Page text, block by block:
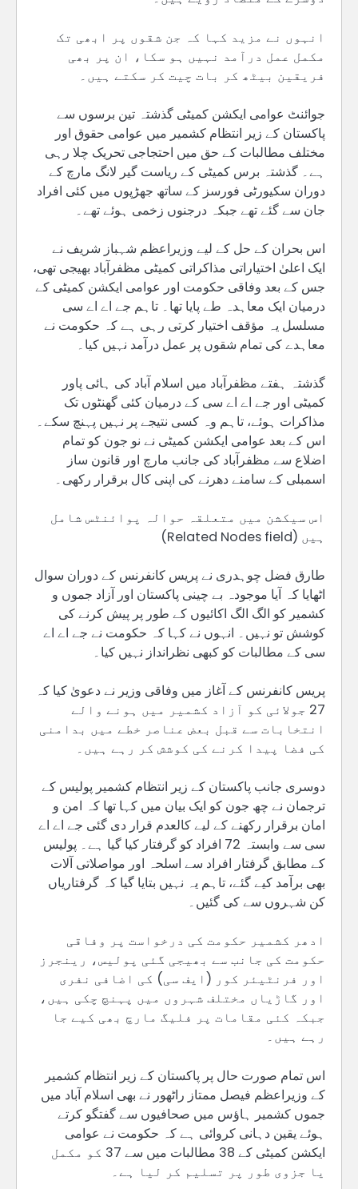
انہوں نے مزید کہا کہ جن شقوں پر ابھی تک
مکمل عمل درآمد نہیں ہو سکا، ان پر بھی
فریقین بیٹھ کر بات چیت کر سکتے ہیں۔
جوائنٹ عوامی ایکشن کمیٹی گذشتہ تین برسوں سے
پاکستان کے زیر انتظام کشمیر میں عوامی حقوق اور
مختلف مطالبات کے حق میں احتجاجی تحریک چلا رہی
ہے۔ گذشتہ برس کمیٹی کے ریاست گیر لانگ مارچ کے
دوران سکیورٹی فورسز کے ساتھ جھڑپوں میں کئی افراد
جان سے گئے تھے جبکہ درجنوں زخمی ہوئے تھے۔
اس بحران کے حل کے لیے وزیراعظم شہباز شریف نے
ایک اعلیٰ اختیاراتی مذاکراتی کمیٹی مظفرآباد بھیجی تھی،
جس کے بعد وفاقی حکومت اور عوامی ایکشن کمیٹی کے
درمیان ایک معاہدہ طے پایا تھا۔ تاہم جے اے اے سی
مسلسل یہ مؤقف اختیار کرتی رہی ہے کہ حکومت نے
معاہدے کی تمام شقوں پر عمل درآمد نہیں کیا۔
گذشتہ ہفتے مظفرآباد میں اسلام آباد کی ہائی پاور
کمیٹی اور جے اے اے سی کے درمیان کئی گھنٹوں تک
مذاکرات ہوئے، تاہم وہ کسی نتیجے پر نہیں پہنچ سکے۔
اس کے بعد عوامی ایکشن کمیٹی نے نو جون کو تمام
اضلاع سے مظفرآباد کی جانب مارچ اور قانون ساز
اسمبلی کے سامنے دھرنے کی اپنی کال برقرار رکھی۔
اس سیکشن میں متعلقہ حوالہ پوائنٹس شامل
ہیں (Related Nodes field)
طارق فضل چوہدری نے پریس کانفرنس کے دوران سوال
اٹھایا کہ آیا موجودہ بے چینی پاکستان اور آزاد جموں و
کشمیر کو الگ الگ اکائیوں کے طور پر پیش کرنے کی
کوشش تو نہیں۔ انہوں نے کہا کہ حکومت نے جے اے اے
سی کے مطالبات کو کبھی نظرانداز نہیں کیا۔
پریس کانفرنس کے آغاز میں وفاقی وزیر نے دعویٰ کیا کہ
27 جولائی کو آزاد کشمیر میں ہونے والے
انتخابات سے قبل بعض عناصر خطے میں بدامنی
کی فضا پیدا کرنے کی کوشش کر رہے ہیں۔
دوسری جانب پاکستان کے زیر انتظام کشمیر پولیس کے
ترجمان نے چھ جون کو ایک بیان میں کہا تھا کہ امن و
امان برقرار رکھنے کے لیے کالعدم قرار دی گئی جے اے اے
سی سے وابستہ 72 افراد کو گرفتار کیا گیا ہے۔ پولیس
کے مطابق گرفتار افراد سے اسلحہ اور مواصلاتی آلات
بھی برآمد کیے گئے، تاہم یہ نہیں بتایا گیا کہ گرفتاریاں
کن شہروں سے کی گئیں۔
ادھر کشمیر حکومت کی درخواست پر وفاقی
حکومت کی جانب سے بھیجی گئی پولیس، رینجرز
اور فرنٹیئر کور (ایف سی) کی اضافی نفری
اور گاڑیاں مختلف شہروں میں پہنچ چکی ہیں،
جبکہ کئی مقامات پر فلیگ مارچ بھی کیے جا
رہے ہیں۔
اس تمام صورت حال پر پاکستان کے زیر انتظام کشمیر
کے وزیراعظم فیصل ممتاز راٹھور نے بھی اسلام آباد میں
جموں کشمیر ہاؤس میں صحافیوں سے گفتگو کرتے
ہوئے یقین دہانی کروائی ہے کہ حکومت نے عوامی
ایکشن کمیٹی کے 38 مطالبات میں سے 37 کو مکمل
یا جزوی طور پر تسلیم کر لیا ہے۔